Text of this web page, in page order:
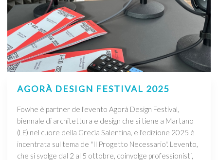
AGORÀ DESIGN FESTIVAL 2025
Fowhe è partner dell'evento Agorà Design Festival,
biennale di architettura e design che si tiene a Martano
(LE) nel cuore della Grecìa Salentina, e l'edizione 2025 è
incentrata sul tema de "Il Progetto Necessario". L'evento,
che si svolge dal 2 al 5 ottobre, coinvolge professionisti,